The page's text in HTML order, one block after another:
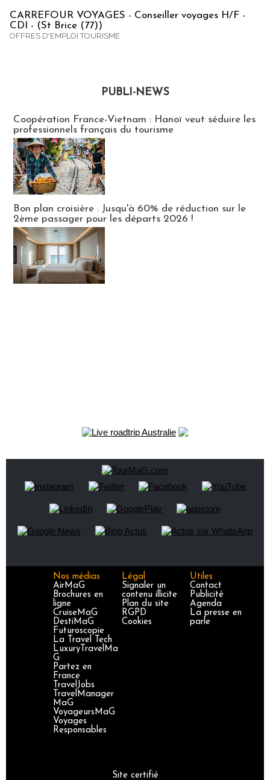
CARREFOUR VOYAGES - Conseiller voyages H/F -
CDI - (St Brice (77))
OFFRES D'EMPLOI TOURISME
PUBLI-NEWS
Coopération France-Vietnam : Hanoï veut séduire les
professionnels français du tourisme
Bon plan croisière : Jusqu'à 60% de réduction sur le
2ème passager pour les départs 2026 !
Nos médias
AirMaG
Brochures en
ligne
CruiseMaG
DestiMaG
Futuroscopie
La Travel Tech
LuxuryTravelMa
G
Partez en
France
TravelJobs
TravelManager
MaG
VoyageursMaG
Voyages
Responsables
Légal
Signaler un
contenu illicite
Plan du site
RGPD
Cookies
Utiles
Contact
Publicité
Agenda
La presse en
parle
Site certifié